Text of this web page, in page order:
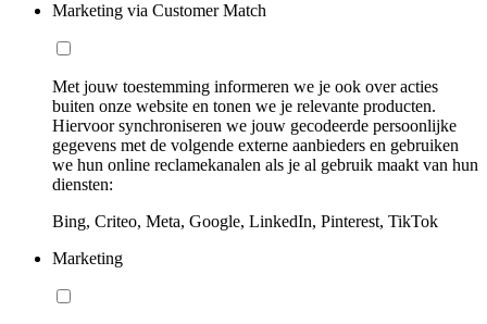
Marketing via Customer Match
Met jouw toestemming informeren we je ook over acties
buiten onze website en tonen we je relevante producten.
Hiervoor synchroniseren we jouw gecodeerde persoonlijke
gegevens met de volgende externe aanbieders en gebruiken
we hun online reclamekanalen als je al gebruik maakt van hun
diensten:
Bing, Criteo, Meta, Google, LinkedIn, Pinterest, TikTok
Marketing